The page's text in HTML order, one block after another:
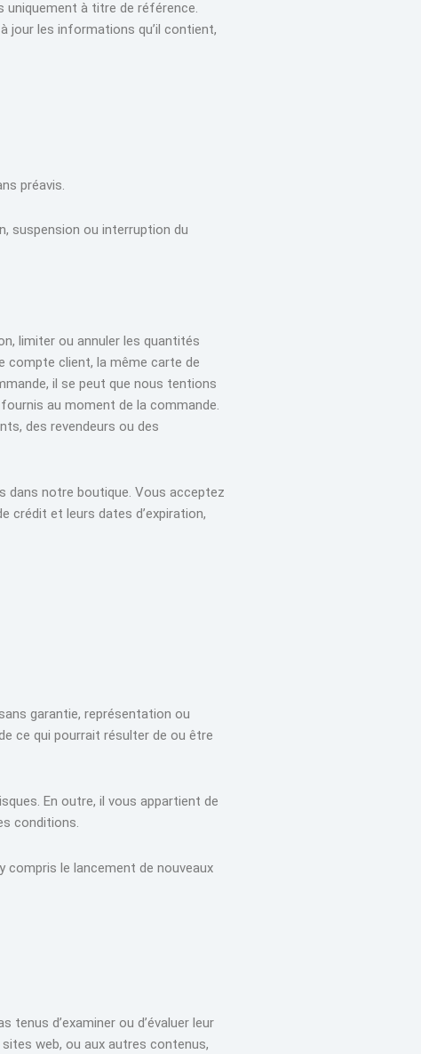
à titre de référence.
jour les informations qu’il contient,
préavis.
suspension ou interruption du
limiter ou annuler les quantités
compte client, la même carte de
il se peut que nous tentions
au moment de la commande.
des revendeurs ou des
notre boutique. Vous acceptez
et leurs dates d’expiration,
garantie, représentation ou
ce qui pourrait résulter de ou être
En outre, il vous appartient de
conditions.
compris le lancement de nouveaux
d’examiner ou d’évaluer leur
web, ou aux autres contenus,